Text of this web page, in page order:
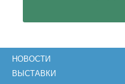
НОВОСТИ
ВЫСТАВКИ